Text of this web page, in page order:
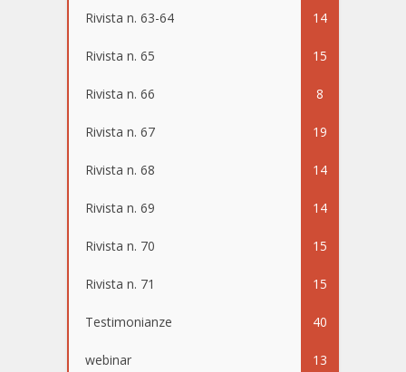
Rivista n. 63-64 14
Rivista n. 65 15
Rivista n. 66 8
Rivista n. 67 19
Rivista n. 68 14
Rivista n. 69 14
Rivista n. 70 15
Rivista n. 71 15
Testimonianze 40
webinar 13